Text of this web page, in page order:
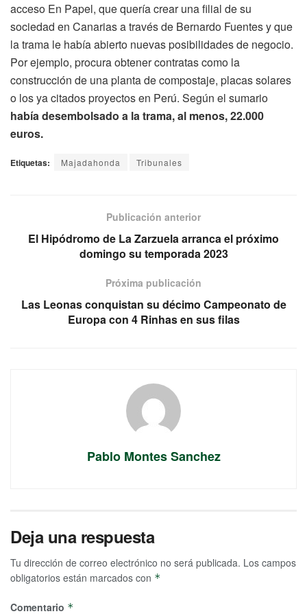
acceso En Papel, que quería crear una filial de su
sociedad en Canarias a través de Bernardo Fuentes y que
la trama le había abierto nuevas posibilidades de negocio.
Por ejemplo, procura obtener contratas como la
construcción de una planta de compostaje, placas solares
o los ya citados proyectos en Perú. Según el sumario
había desembolsado a la trama, al menos, 22.000
euros.
Etiquetas: Majadahonda Tribunales
Publicación anterior
El Hipódromo de La Zarzuela arranca el próximo
domingo su temporada 2023
Próxima publicación
Las Leonas conquistan su décimo Campeonato de
Europa con 4 Rinhas en sus filas
Pablo Montes Sanchez
Deja una respuesta
Tu dirección de correo electrónico no será publicada. Los campos
obligatorios están marcados con *
Comentario *